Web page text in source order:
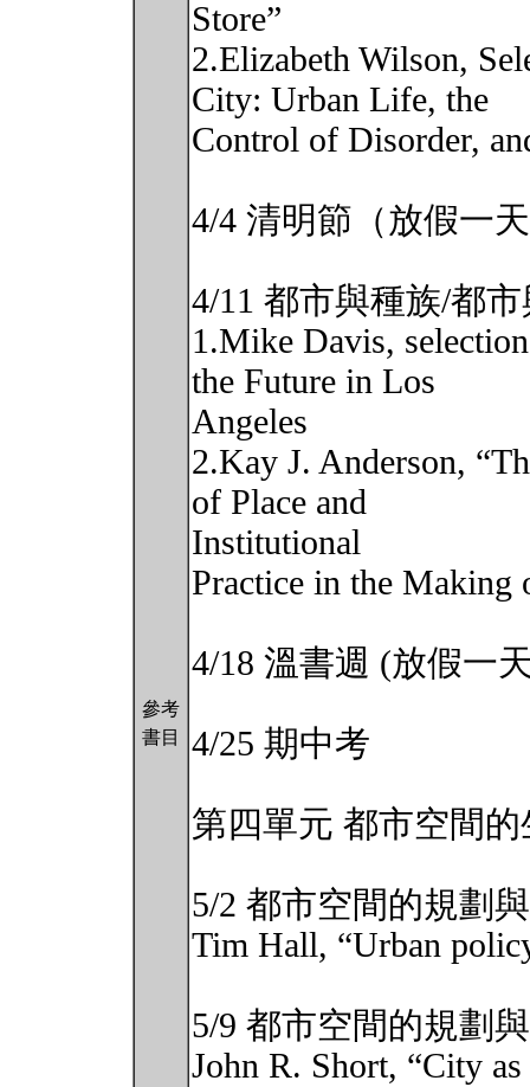
參考
書目
Store”
2.Elizabeth Wilson,
City: Urban Life, the
Control of Disorder,
4/4 清明節（放假一
4/11 都市與種族/都
1.Mike Davis,
the Future in Los
Angeles
2.Kay J. Anderson,
of Place and
Institutional
Practice in the Making
4/18 溫書週 (放假一
4/25 期中考
第四單元 都市空間
5/2 都市空間的規劃
Tim Hall, “Urban
5/9 都市空間的規劃
John R. Short, “City